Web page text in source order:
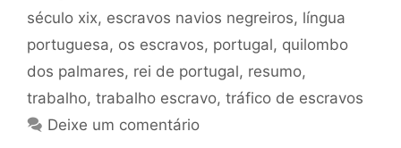
século xix, escravos navios negreiros, língua
portuguesa, os escravos, portugal, quilombo
dos palmares, rei de portugal, resumo,
trabalho, trabalho escravo, tráfico de escravos
Deixe um comentário